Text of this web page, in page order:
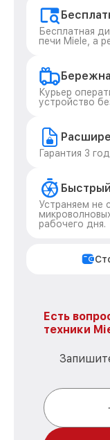
Бесплатная
печи Miele, а
Курьер
устройство
Гарантия 3
Устраняем не
рабочего дня.
Есть
техники